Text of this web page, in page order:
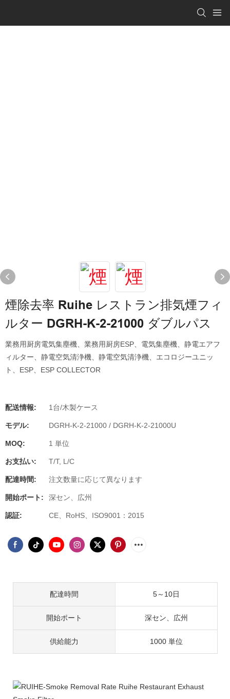
煙除去率 Ruihe レストラン排気煙フィ
ルター DGRH-K-2-21000 ダブルパス
業務用厨房電気集塵機、業務用厨房ESP、電気集塵機、静電エアフ
ィルター、静電空気清浄機、静電空気清浄機、エコロジーユニッ
ト、ESP、ESP COLLECTOR
配送情報: 1台/木製ケース
モデル: DGRH-K-2-21000 / DGRH-K-2-21000U
MOQ: 1 単位
お支払い: T/T, L/C
配達時間: 注文数量に応じて異なります
開始ポート: 深セン、広州
認証: CE、RoHS、ISO9001：2015
配達時間 5～10日
開始ポート 深セン、広州
供給能力 1000 単位